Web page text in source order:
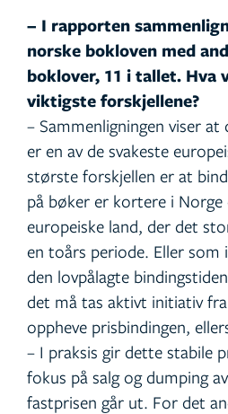
– I rapporten
norske bokloven med
boklover, 11 i tallet. Hva
viktigste forskjellene?
– Sammenligningen viser
er en av de svakeste
største forskjellen er at
på bøker er kortere i Norge
europeiske land, der det
en toårs periode. Eller som
den lovpålagte
det må tas aktivt initiativ
oppheve prisbindingen,
– I praksis gir dette stabile
fokus på salg og dumping
fastprisen går ut. For det